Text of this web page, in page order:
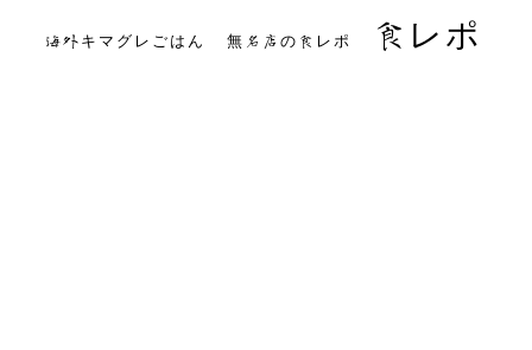
海外キマグレごはん 無名店の食レポ 食レポ